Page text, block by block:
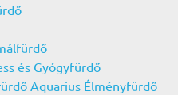
és Gyógyfürdő
Aquarius Élményfürdő